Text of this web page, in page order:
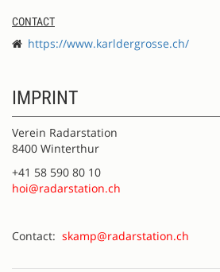
CONTACT
https://www.karldergrosse.ch/
IMPRINT
Verein Radarstation
8400 Winterthur
+41 58 590 80 10
hoi@radarstation.ch
Contact: skamp@radarstation.ch